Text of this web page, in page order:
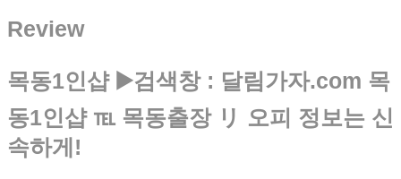
Review
목동1인샵 ▶️검색창 : 달림가자.com 목
동1인샵 ℡ 목동출장 リ 오피 정보는 신
속하게!